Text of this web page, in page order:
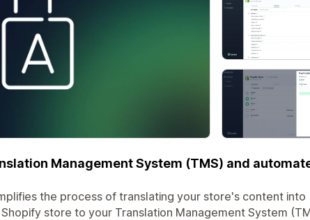
Management System (TMS) and
the process of translating your store's content into
store to your Translation Management System